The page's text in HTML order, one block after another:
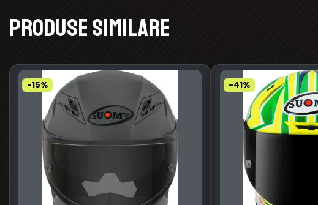
Produse similare
-15% -41%